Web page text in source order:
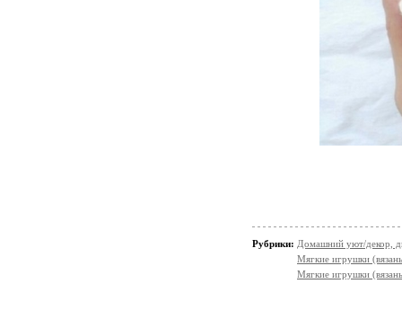
Рубрики: Домашний уют/декор,
Мягкие игрушки
Мягкие игрушки